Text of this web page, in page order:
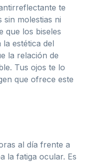
te
molestias ni
que los biseles
estética del
la relación de
Tus ojos te lo
que ofrece este
al día frente a
la fatiga ocular. Es